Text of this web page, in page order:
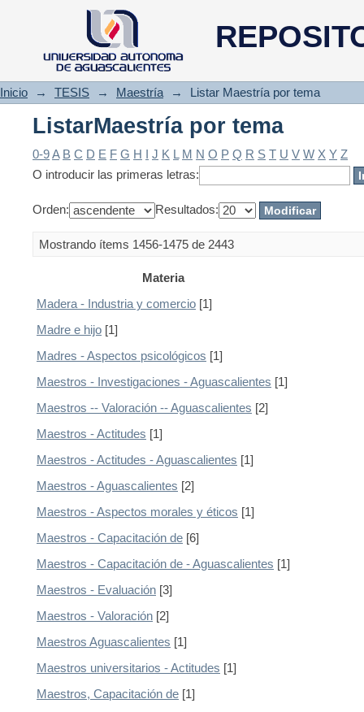
ListarMaestría por tema
Inicio → TESIS → Maestría → Listar Maestría por tema
ListarMaestría por tema
0-9A B C D E F G H I J K L M N O P Q R S T U V W X Y Z
O introducir las primeras letras:
Orden: Resultados:
Mostrando ítems 1456-1475 de 2443
Materia
Madera - Industria y comercio [1]
Madre e hijo [1]
Madres - Aspectos psicológicos [1]
Maestros - Investigaciones - Aguascalientes [1]
Maestros -- Valoración -- Aguascalientes [2]
Maestros - Actitudes [1]
Maestros - Actitudes - Aguascalientes [1]
Maestros - Aguascalientes [2]
Maestros - Aspectos morales y éticos [1]
Maestros - Capacitación de [6]
Maestros - Capacitación de - Aguascalientes [1]
Maestros - Evaluación [3]
Maestros - Valoración [2]
Maestros Aguascalientes [1]
Maestros universitarios - Actitudes [1]
Maestros, Capacitación de [1]